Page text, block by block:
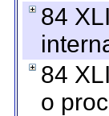
84
84
o